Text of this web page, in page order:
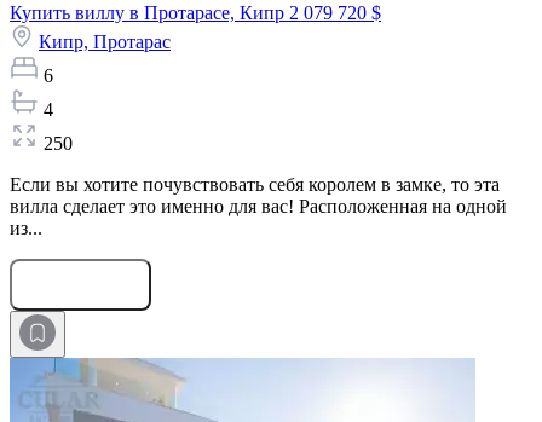
Купить виллу в Протарасе, Кипр 2 079 720 $
Кипр, Протарас
6
4
250
Если вы хотите почувствовать себя королем в замке, то эта
вилла сделает это именно для вас! Расположенная на одной
из...